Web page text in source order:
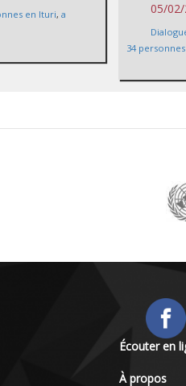
en Ituri,a
05/
34
Écouter en
À propos